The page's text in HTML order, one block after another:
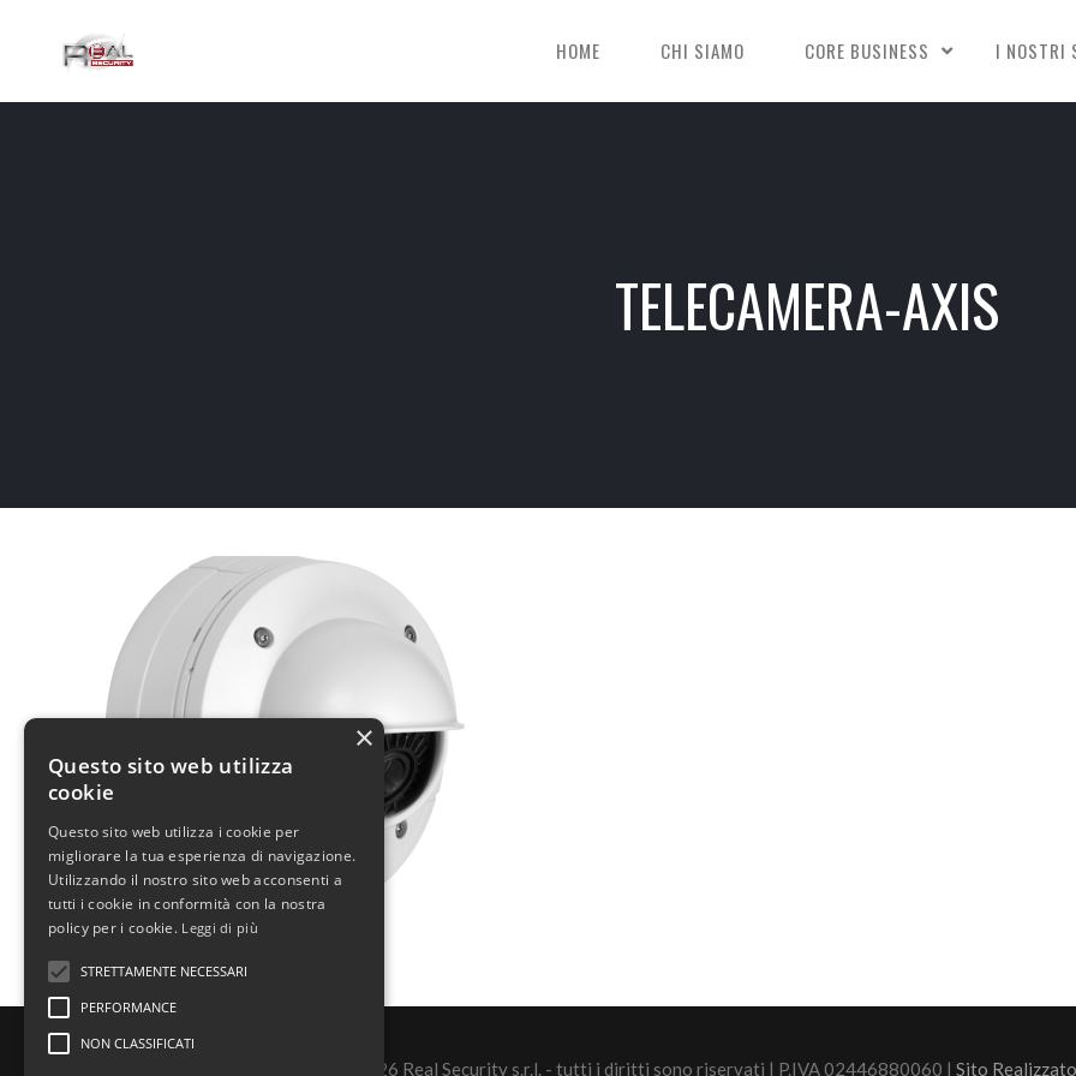
HOME CHI SIAMO CORE BUSINESS I NOSTRI
TELECAMERA-AXIS
©2026 Real Security s.r.l. - tutti i diritti sono riservati | P.IVA 02446880060 | Sito
×
Questo sito web utilizza
cookie
Questo sito web utilizza i cookie per
migliorare la tua esperienza di navigazione.
Utilizzando il nostro sito web acconsenti a
tutti i cookie in conformità con la nostra
policy per i cookie. Leggi di più
STRETTAMENTE NECESSARI
PERFORMANCE
NON CLASSIFICATI